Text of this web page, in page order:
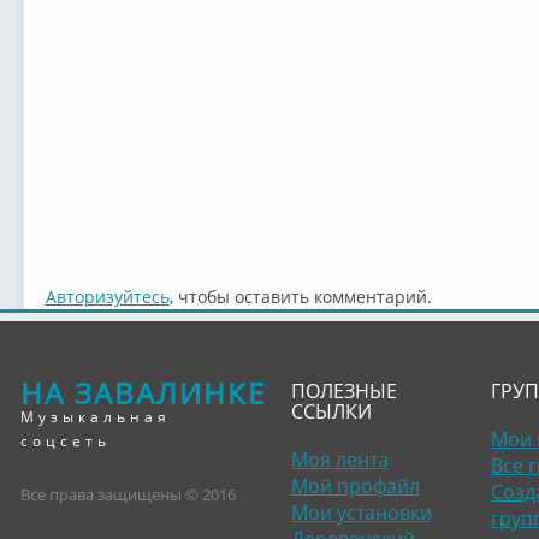
Авторизуйтесь, чтобы оставить комментарий.
НА ЗАВАЛИНКЕ
Музыкальная
соцсеть
Все права защищены © 2016
ПОЛЕЗНЫЕ
ССЫЛКИ
Моя лента
Мой профайл
Мои установки
Мои
Все